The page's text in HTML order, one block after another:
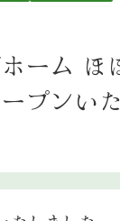
ーム ほ
プンい